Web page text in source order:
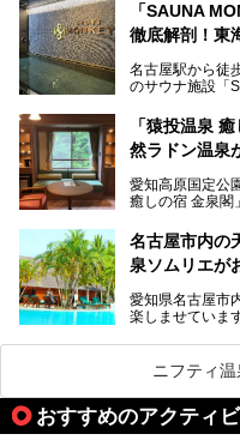
今回は、全面リ
そのため、「日
い」「休日に時
くある点が魅力
お好みの温泉
「SAUNA
徹底解剖！東
名古屋駅から徒
のサウナ施設「
「名古屋駅周辺
にするだけあ
今回は普段は男
さっそく取材し
「猿投温泉
然ラドン温泉
愛知高原国定公
癒しの宿 金泉閣
天然ラドン温泉
室、地元の食
ご紹介します。
名古屋市内の
泉ソムリエが
愛知県名古屋市
楽しませていま
ムリエの目線で
名古屋市内には
行こうかな？」
ぜひこの記事を
てみるのはいか
ニフティ
おすすめのアクティ